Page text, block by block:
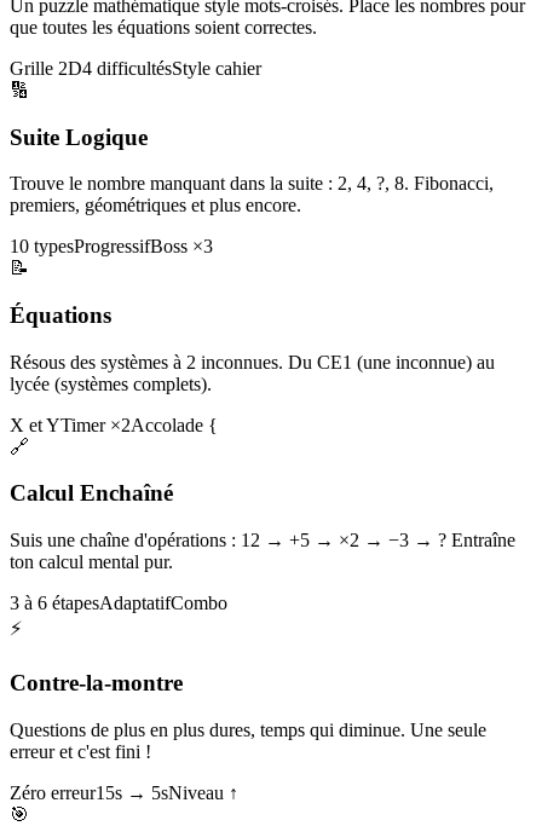
Un puzzle mathématique style mots-croisés. Place les nombres pour
que toutes les équations soient correctes.
Grille 2D4 difficultésStyle cahier
🔢
Suite Logique
Trouve le nombre manquant dans la suite : 2, 4, ?, 8. Fibonacci,
premiers, géométriques et plus encore.
10 typesProgressifBoss ×3
📝
Équations
Résous des systèmes à 2 inconnues. Du CE1 (une inconnue) au
lycée (systèmes complets).
X et YTimer ×2Accolade {
🔗
Calcul Enchaîné
Suis une chaîne d'opérations : 12 → +5 → ×2 → −3 → ? Entraîne
ton calcul mental pur.
3 à 6 étapesAdaptatifCombo
⚡
Contre-la-montre
Questions de plus en plus dures, temps qui diminue. Une seule
erreur et c'est fini !
Zéro erreur15s → 5sNiveau ↑
🎯